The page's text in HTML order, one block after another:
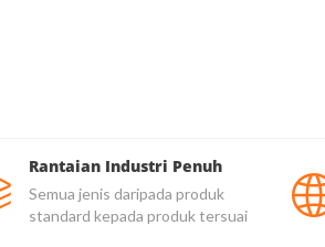
Rantaian Industri Penuh
Semua jenis daripada produk
standard kepada produk tersuai